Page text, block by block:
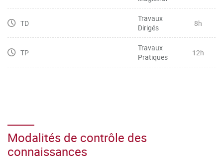
TD
Travaux
Dirigés
8h
TP
Travaux
Pratiques
12h
Modalités de contrôle des
connaissances